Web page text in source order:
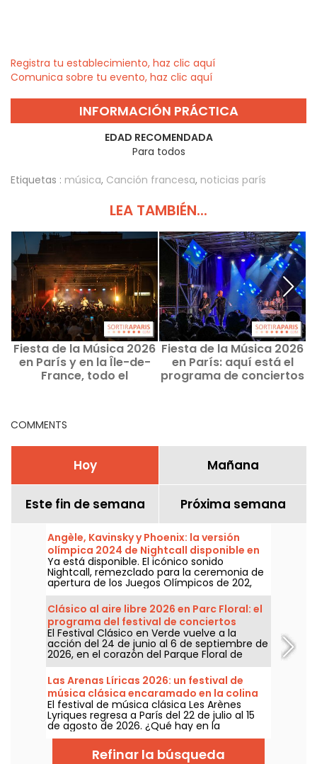
Registra tu establecimiento, haz clic aquí
Comunica sobre tu evento, haz clic aquí
INFORMACIÓN PRÁCTICA
EDAD RECOMENDADA
Para todos
Etiquetas : música, Canción francesa, noticias parís
LEA TAMBIÉN...
Fiesta de la Música 2026
en París y en la Île-de-
France, todo el
Fiesta de la Música 2026
en París: aquí está el
programa de conciertos
COMMENTS
Hoy Mañana
Este fin de semana Próxima semana
Angèle, Kavinsky y Phoenix: la versión
olímpica 2024 de Nightcall disponible en
todas las plataformas
Ya está disponible. El icónico sonido
Nightcall, remezclado para la ceremonia de
apertura de los Juegos Olímpicos de 202,
está por fin disponible en todas las
plataformas. Una versión de Angèle, Phœnix
y Kavinsky ya había causado revuelo antes
de su lanzamiento oficial.
Clásico al aire libre 2026 en Parc Floral: el
programa del festival de conciertos
gratuitos
El Festival Clásico en Verde vuelve a la
acción del 24 de junio al 6 de septiembre de
2026, en el corazón del Parque Floral de
París. Una vez más, Classique au Vert invita a
melómanos y a principiantes a disfrutar de
un buen ritmo y de un buen tiempo junto a
artistas ya consagrados y en ascenso.
Las Arenas Líricas 2026: un festival de
música clásica encaramado en la colina
de Montmartre
El festival de música clásica Les Arènes
Lyriques regresa a París del 22 de julio al 15
de agosto de 2026. ¿Qué hay en la
programación? Nada menos que 16
conciertos en las Arènes de Montmartre, un
marco idílico para escuchar los grandes
Refinar la búsqueda